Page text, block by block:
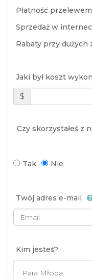
Płatność przelewem
Sprzedaż w
Rabaty przy dużych
Jaki był koszt
$
Czy skorzystałeś z
Tak Nie
Twój adres e-mail
Kim jesteś?